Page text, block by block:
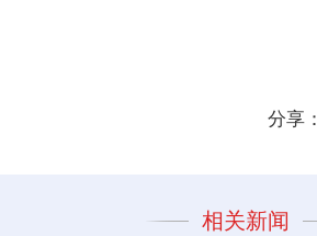
分享：
相关新闻